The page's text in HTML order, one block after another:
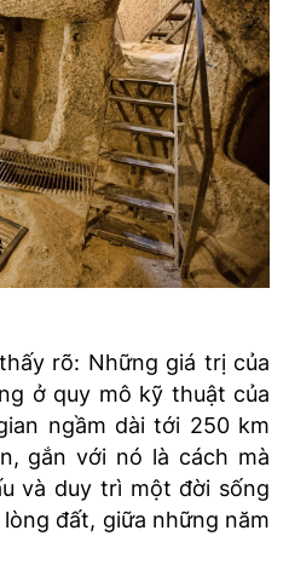
rõ: Những giá trị của
ở quy mô kỹ thuật của
ngầm dài tới 250 km
gắn với nó là cách mà
và duy trì một đời sống
đất, giữa những năm